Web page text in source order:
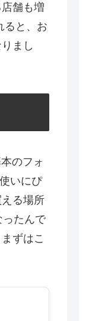
舗も増
ると、お
まし
のフォ
いにぴ
る場所
ったんで
ずはこ